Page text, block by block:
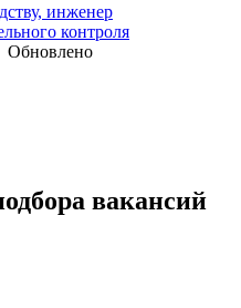
инженер
контроля
Обновлено
вакансий